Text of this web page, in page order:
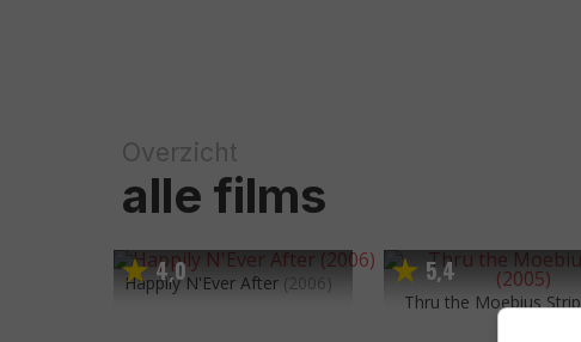
Overzicht
alle films
4,0
Happily N'Ever After (2006) 5,4
Thru the Moebius Strip